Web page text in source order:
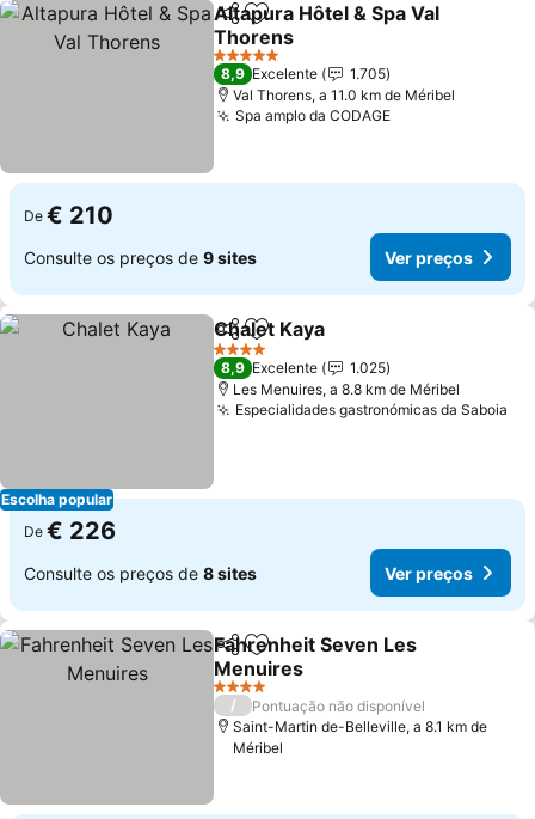
PartilharAdicionar aos favoritos
Altapura Hôtel & Spa Val
Thorens
5 Estrelas
8,9 Excelente
1.705
Val Thorens, a 11.0 km de Méribel
Spa amplo da CODAGE
De € 210
Consulte os preços de 9 sites Ver preços
Escolha popular
PartilharAdicionar aos favoritos
Chalet Kaya
4 Estrelas
8,9 Excelente
1.025
Les Menuires, a 8.8 km de Méribel
Especialidades gastronómicas da Saboia
De € 226
Consulte os preços de 8 sites Ver preços
PartilharAdicionar aos favoritos
Fahrenheit Seven Les
Menuires
4 Estrelas
/
Pontuação não disponível
Saint-Martin de-Belleville, a 8.1 km de
Méribel